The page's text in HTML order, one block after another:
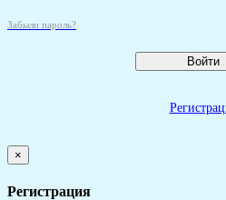
Забыли пароль?
Войти
×
Регистрация